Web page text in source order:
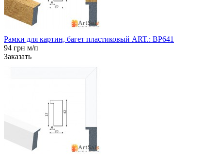
Рамки для картин, багет пластиковый ART.: BP641
94 грн м/п
Заказать